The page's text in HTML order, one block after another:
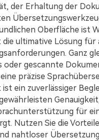
der Erhaltung der
Oberfläche ist
die ultimative Lösung für
Ganz
oder gescannte
präzise
ein zuverlässiger
für
Nutzen Sie die
nahtloser